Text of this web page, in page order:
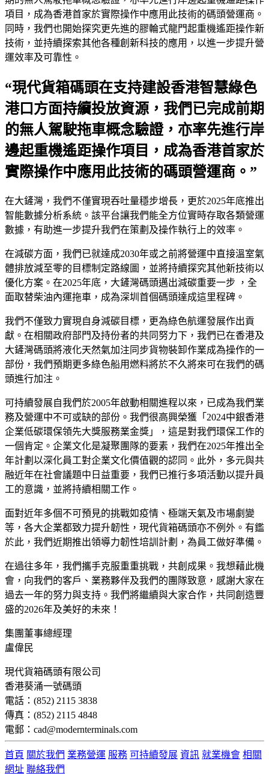
項目，成為香港首家於實際操作中應用此技術的碼頭營運商。
同時，我們也開始探究更先進的膠輪式龍門起重機遙距操作新
技術，並持續探索其他各種創新科技的應用，以進一步提升營
運效率及可靠性。
“現代貨箱碼頭在支持建設香港智慧綠色
港口方面持續投放資源，我們已完成前期
的無人駕駛拖車概念驗證，亦率先進行岸
邊起重機遙距操作項目，成為香港首家於
實際操作中應用此技術的碼頭營運商。”
在大鏟灣，我們不僅實現吞吐量穩步增長，更於2025年底推出
智能數據分析系統。該平台讓我們能全方位實時存取各類營運
數據，有助進一步提升我們在策劃及操作執行上的效率。
在減碳方面，我們已就達成2030年或之前將營運中直接溫室氣
體排放減至零的目標制定路線圖，並將持續探究其他新技術以
優化方案。在2025年底，大鏟灣碼頭邁出減碳重要一步 ，全
面取替柴油內運拖車，成為深圳首個碼頭達成這里程碑。
我們不僅致力實現自身減碳目標，更為綠色航運發展作出貢
獻。在相關政府部門及持份者的共同努力下，我們已在香港及
大鏟灣碼頭將液化天然氣加注同步貨物裝卸作業成為操作的一
部份，我們預期更多綠色船用燃料將於不久將來可在我們的碼
頭進行加注。
可持續發展自我們於2005年啟動相關進程以來，已成為我們業
務及營運中不可或缺的部份。我們很高興榮獲「2024中銀香港
企業低碳環保領先大獎服務業金獎」，這是對我們環保工作的
一個肯定。企業文化是凝聚團隊的要素，我們在2025年推出全
年計劃以深化員工對企業文化價值觀的認同。此外，多元與共
融近年在社會議題中日益重要，我們已推行多項活動以提升員
工的意識，並將持續相關工作。
面對近年多個不可預見的挑戰如疫情、極端天氣及市場劇變
等，各大企業都致力提升韌性，現代貨箱碼頭亦不例外。有鑑
於此，我們近期推出領導力韌性培訓計劃，為員工做好準備。
在過往多年，我們攜手克服重重挑戰，共創成果。我想藉此機
會，向我們的客戶、業務夥伴及我們的團隊致意，感謝大家在
過去一年的努力與支持。我們將繼續與大家合作，共同創造豐
盛的2026年及美好的未來！
集團董事總經理
盧偉民
現代貨箱碼頭有限公司
香港葵涌一號碼頭
電話：(852) 2115 3838
傳真：(852) 2115 4848
電郵：cad@modernterminals.com
首頁 關於我們 業務營運 服務 可持續發展 資訊 就業機會 相關
網址 聯絡我們